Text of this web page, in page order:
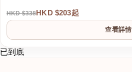
HKD $338HKD $203起
查看詳情
已到底